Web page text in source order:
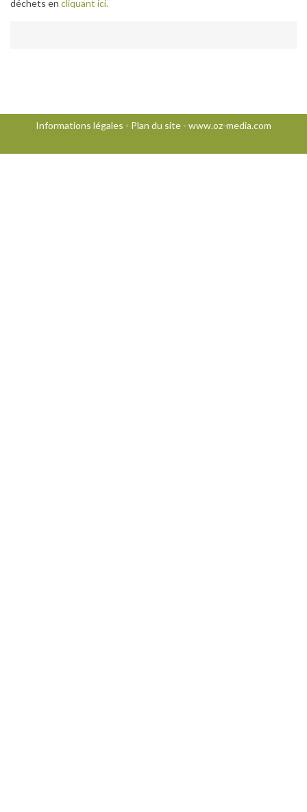
déchets en cliquant ici.
Informations légales - Plan du site - www.oz-media.com